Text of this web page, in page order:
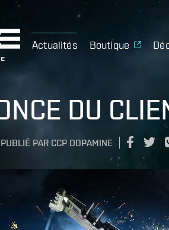
Actualités Boutique
DU
PUBLIÉ PAR CCP DOPAMINE